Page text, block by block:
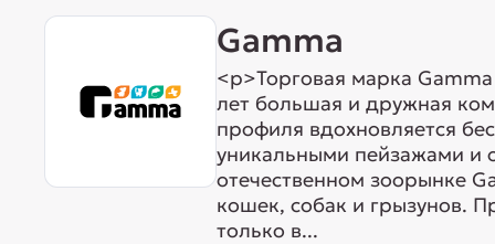
Gamma
<p>Торговая марка
лет большая и дружная
профиля вдохновляется
уникальными пейзажами и
отечественном зоорынке
кошек, собак и грызунов.
только в...